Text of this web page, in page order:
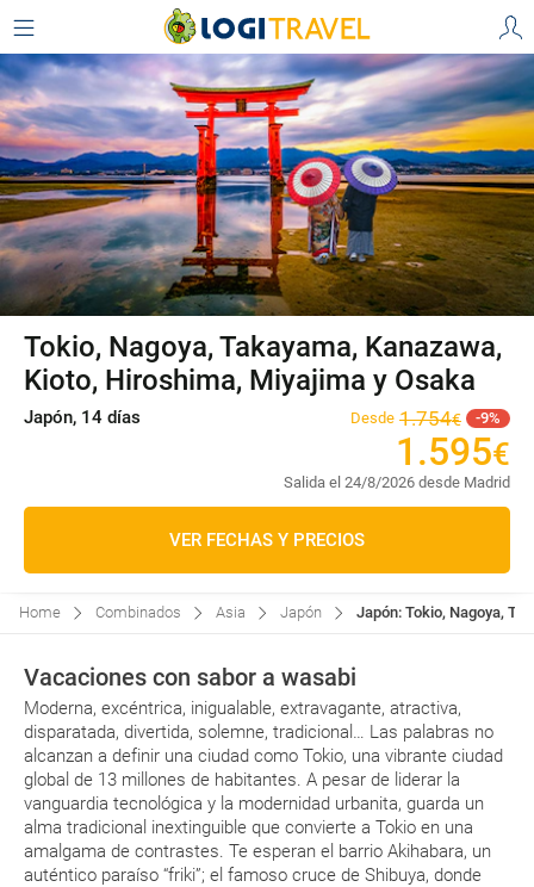
Tokio, Nagoya, Takayama, Kanazawa,
Kioto, Hiroshima, Miyajima y Osaka
Japón, 14 días Desde 1.754€ 9
1 .595€
Salida el 24/8/2026 desde Madrid
VER FECHAS Y PRECIOS
Home Combinados Asia Japón Japón: Tokio, Nagoya,
Vacaciones con sabor a wasabi
Moderna, excéntrica, inigualable, extravagante, atractiva,
disparatada, divertida, solemne, tradicional… Las palabras no
alcanzan a definir una ciudad como Tokio, una vibrante ciudad
global de 13 millones de habitantes. A pesar de liderar la
vanguardia tecnológica y la modernidad urbanita, guarda un
alma tradicional inextinguible que convierte a Tokio en una
amalgama de contrastes. Te esperan el barrio Akihabara, un
auténtico paraíso “friki”; el famoso cruce de Shibuya, donde